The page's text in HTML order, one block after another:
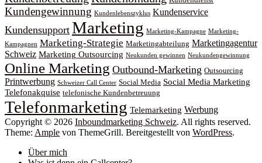
Kundengewinnung Kundenlebenszyklus Kundenservice
Kundensupport Marketing Marketing-Kampagne Marketing-
Kampagnen Marketing-Strategie Marketingabteilung Marketingagentur
Schweiz Marketing Outsourcing Neukunden gewinnen Neukundengewinnung
Online Marketing Outbound-Marketing Outsourcing
Printwerbung Schweizer Call Center Social Media Social Media Marketing
Telefonakquise telefonische Kundenbetreuung
Telefonmarketing Telemarketing Werbung
Copyright © 2026 Inboundmarketing Schweiz. All rights reserved.
Theme: Ample von ThemeGrill. Bereitgestellt von WordPress.
Über mich